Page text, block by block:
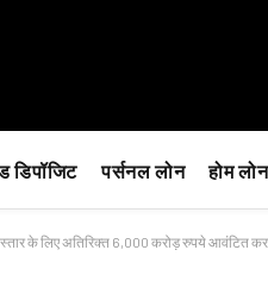
डिपॉजिट पर्सनल लोन होम लोन
के लिए अतिरिक्त 6,000 करोड़ रुपये आवंटित